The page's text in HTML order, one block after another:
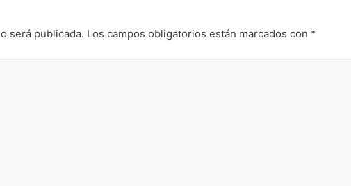
será publicada. Los campos obligatorios están marcados con *